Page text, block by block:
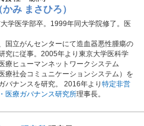
かみ まさひろ）
学医学部卒。1999年同大学院修了。医
国立がんセンターにて造血器悪性腫瘍の
究に従事。2005年より東京大学医科学
療ヒューマンネットワークシステム
療社会コミュニケーションシステム）を
バナンスを研究。 2016年より 特定非営
医療ガバナンス研究所理事長。